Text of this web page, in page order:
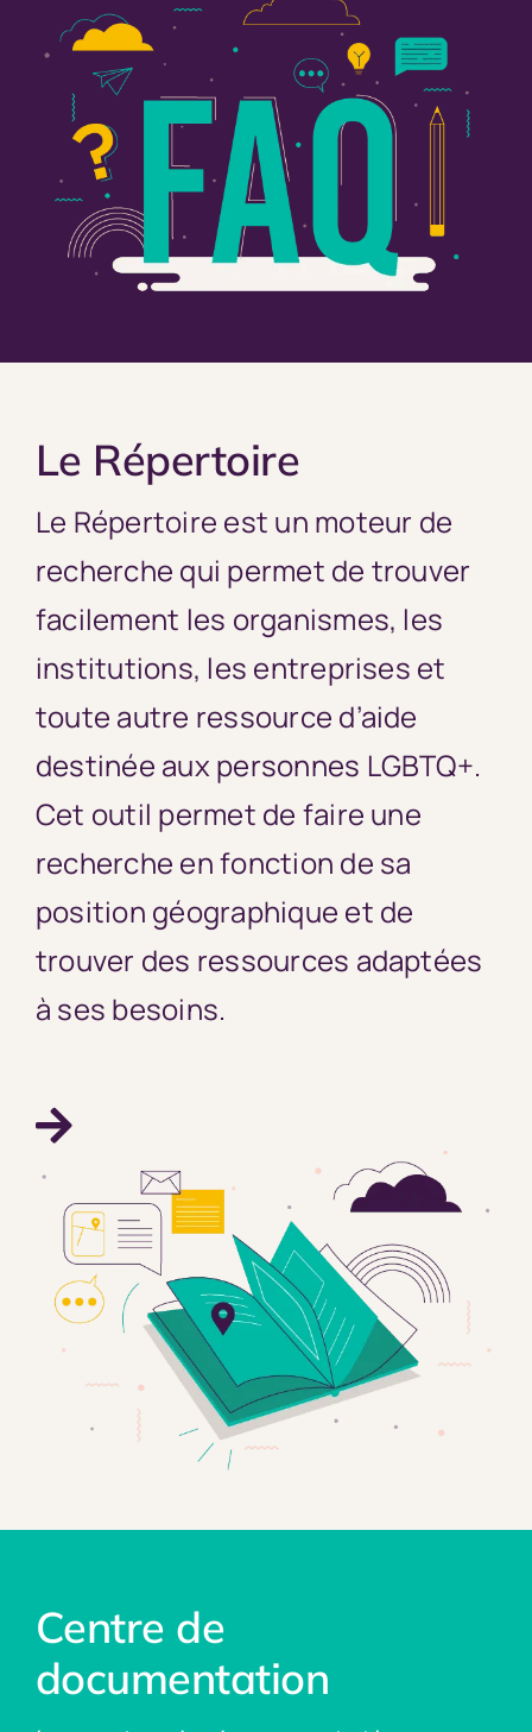
Le Répertoire
Le Répertoire est un moteur de
recherche qui permet de trouver
facilement les organismes, les
institutions, les entreprises et
toute autre ressource d’aide
destinée aux personnes LGBTQ+.
Cet outil permet de faire une
recherche en fonction de sa
position géographique et de
trouver des ressources adaptées
à ses besoins.
Centre de
documentation